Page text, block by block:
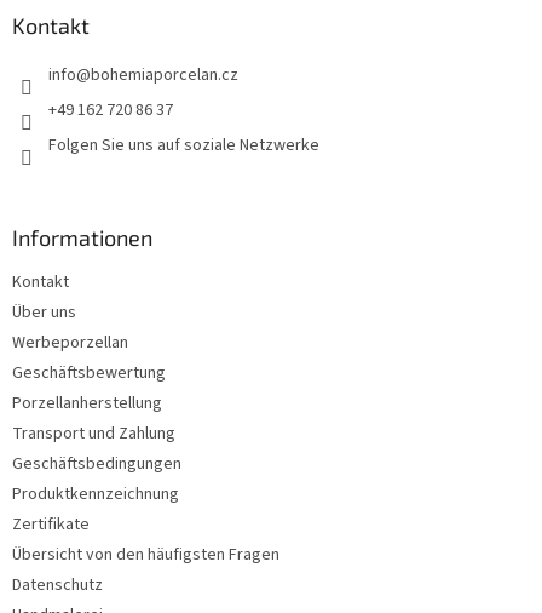
Kontakt
info@bohemiaporcelan.cz
+49 162 720 86 37
Folgen Sie uns auf soziale Netzwerke
Informationen
Kontakt
Über uns
Werbeporzellan
Geschäftsbewertung
Porzellanherstellung
Transport und Zahlung
Geschäftsbedingungen
Produktkennzeichnung
Zertifikate
Übersicht von den häufigsten Fragen
Datenschutz